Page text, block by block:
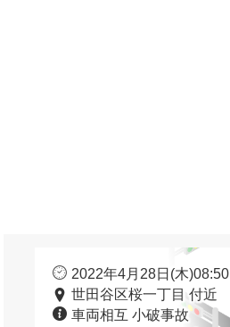
2022年4月28日(木)08:50
世田谷区桜一丁目 付近
車両相互 小破事故